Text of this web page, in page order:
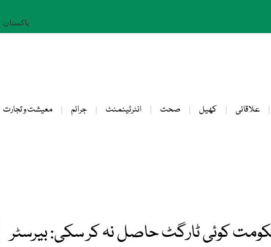
پاکستان: 24 صفر 1448
علاقائی کھیل صحت انٹرٹینمنٹ جرائم معیشت و تجارت
کوئی ٹارگٹ حاصل نہ کر سکی: بیرسٹر